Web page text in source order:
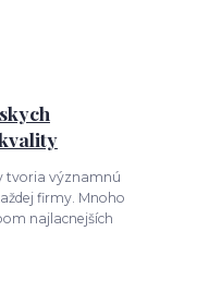
tvoria významnú
firmy. Mnoho
najlacnejších